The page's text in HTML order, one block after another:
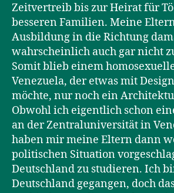
Zeitvertreib bis zur Heirat für
besseren Familien. Meine
Ausbildung in die Richtung
wahrscheinlich auch gar nicht
Somit blieb einem
Venezuela, der etwas mit
möchte, nur noch ein
Obwohl ich eigentlich schon
an der Zentraluniversität in
haben mir meine Eltern dann
politischen Situation
Deutschland zu studieren. Ich
Deutschland gegangen, doch